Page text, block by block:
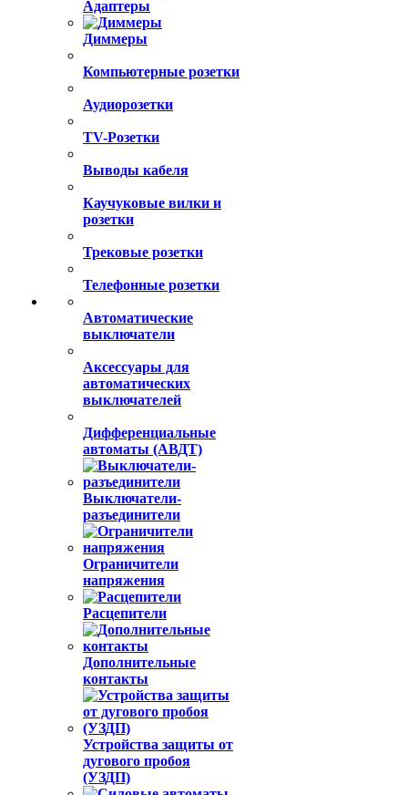
Адаптеры
Диммеры
Компьютерные розетки
Аудиорозетки
TV-Розетки
Выводы кабеля
Каучуковые вилки и
розетки
Трековые розетки
Телефонные розетки
Автоматические
выключатели
Аксессуары для
автоматических
выключателей
Дифференциальные
автоматы (АВДТ)
Выключатели-
разъединители
Ограничители
напряжения
Расцепители
Дополнительные
контакты